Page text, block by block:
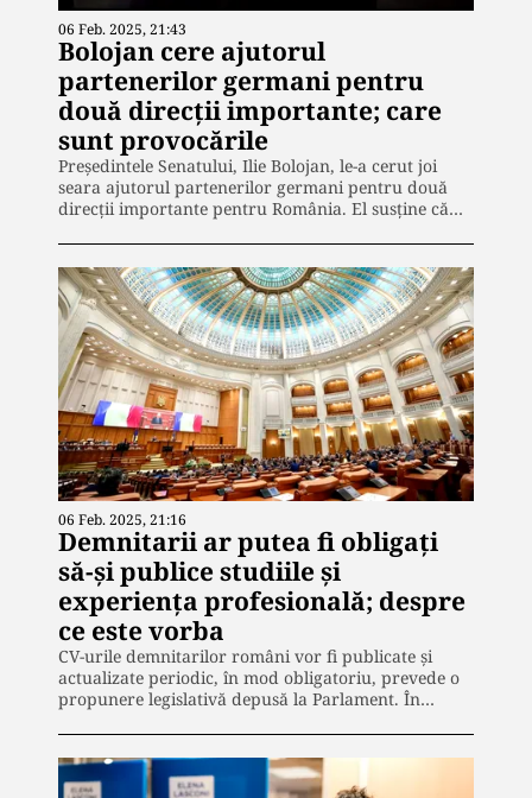
06 Feb. 2025, 21:43
Bolojan cere ajutorul
partenerilor germani pentru
două direcții importante; care
sunt provocările
Președintele Senatului, Ilie Bolojan, le-a cerut joi
seara ajutorul partenerilor germani pentru două
direcții importante pentru România. El susține că…
06 Feb. 2025, 21:16
Demnitarii ar putea fi obligați
să-și publice studiile și
experiența profesională; despre
ce este vorba
CV-urile demnitarilor români vor fi publicate și
actualizate periodic, în mod obligatoriu, prevede o
propunere legislativă depusă la Parlament. În…